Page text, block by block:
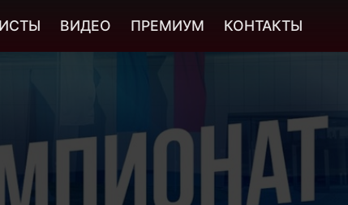
ВИДЕО ПРЕМИУМ КОНТАКТЫ